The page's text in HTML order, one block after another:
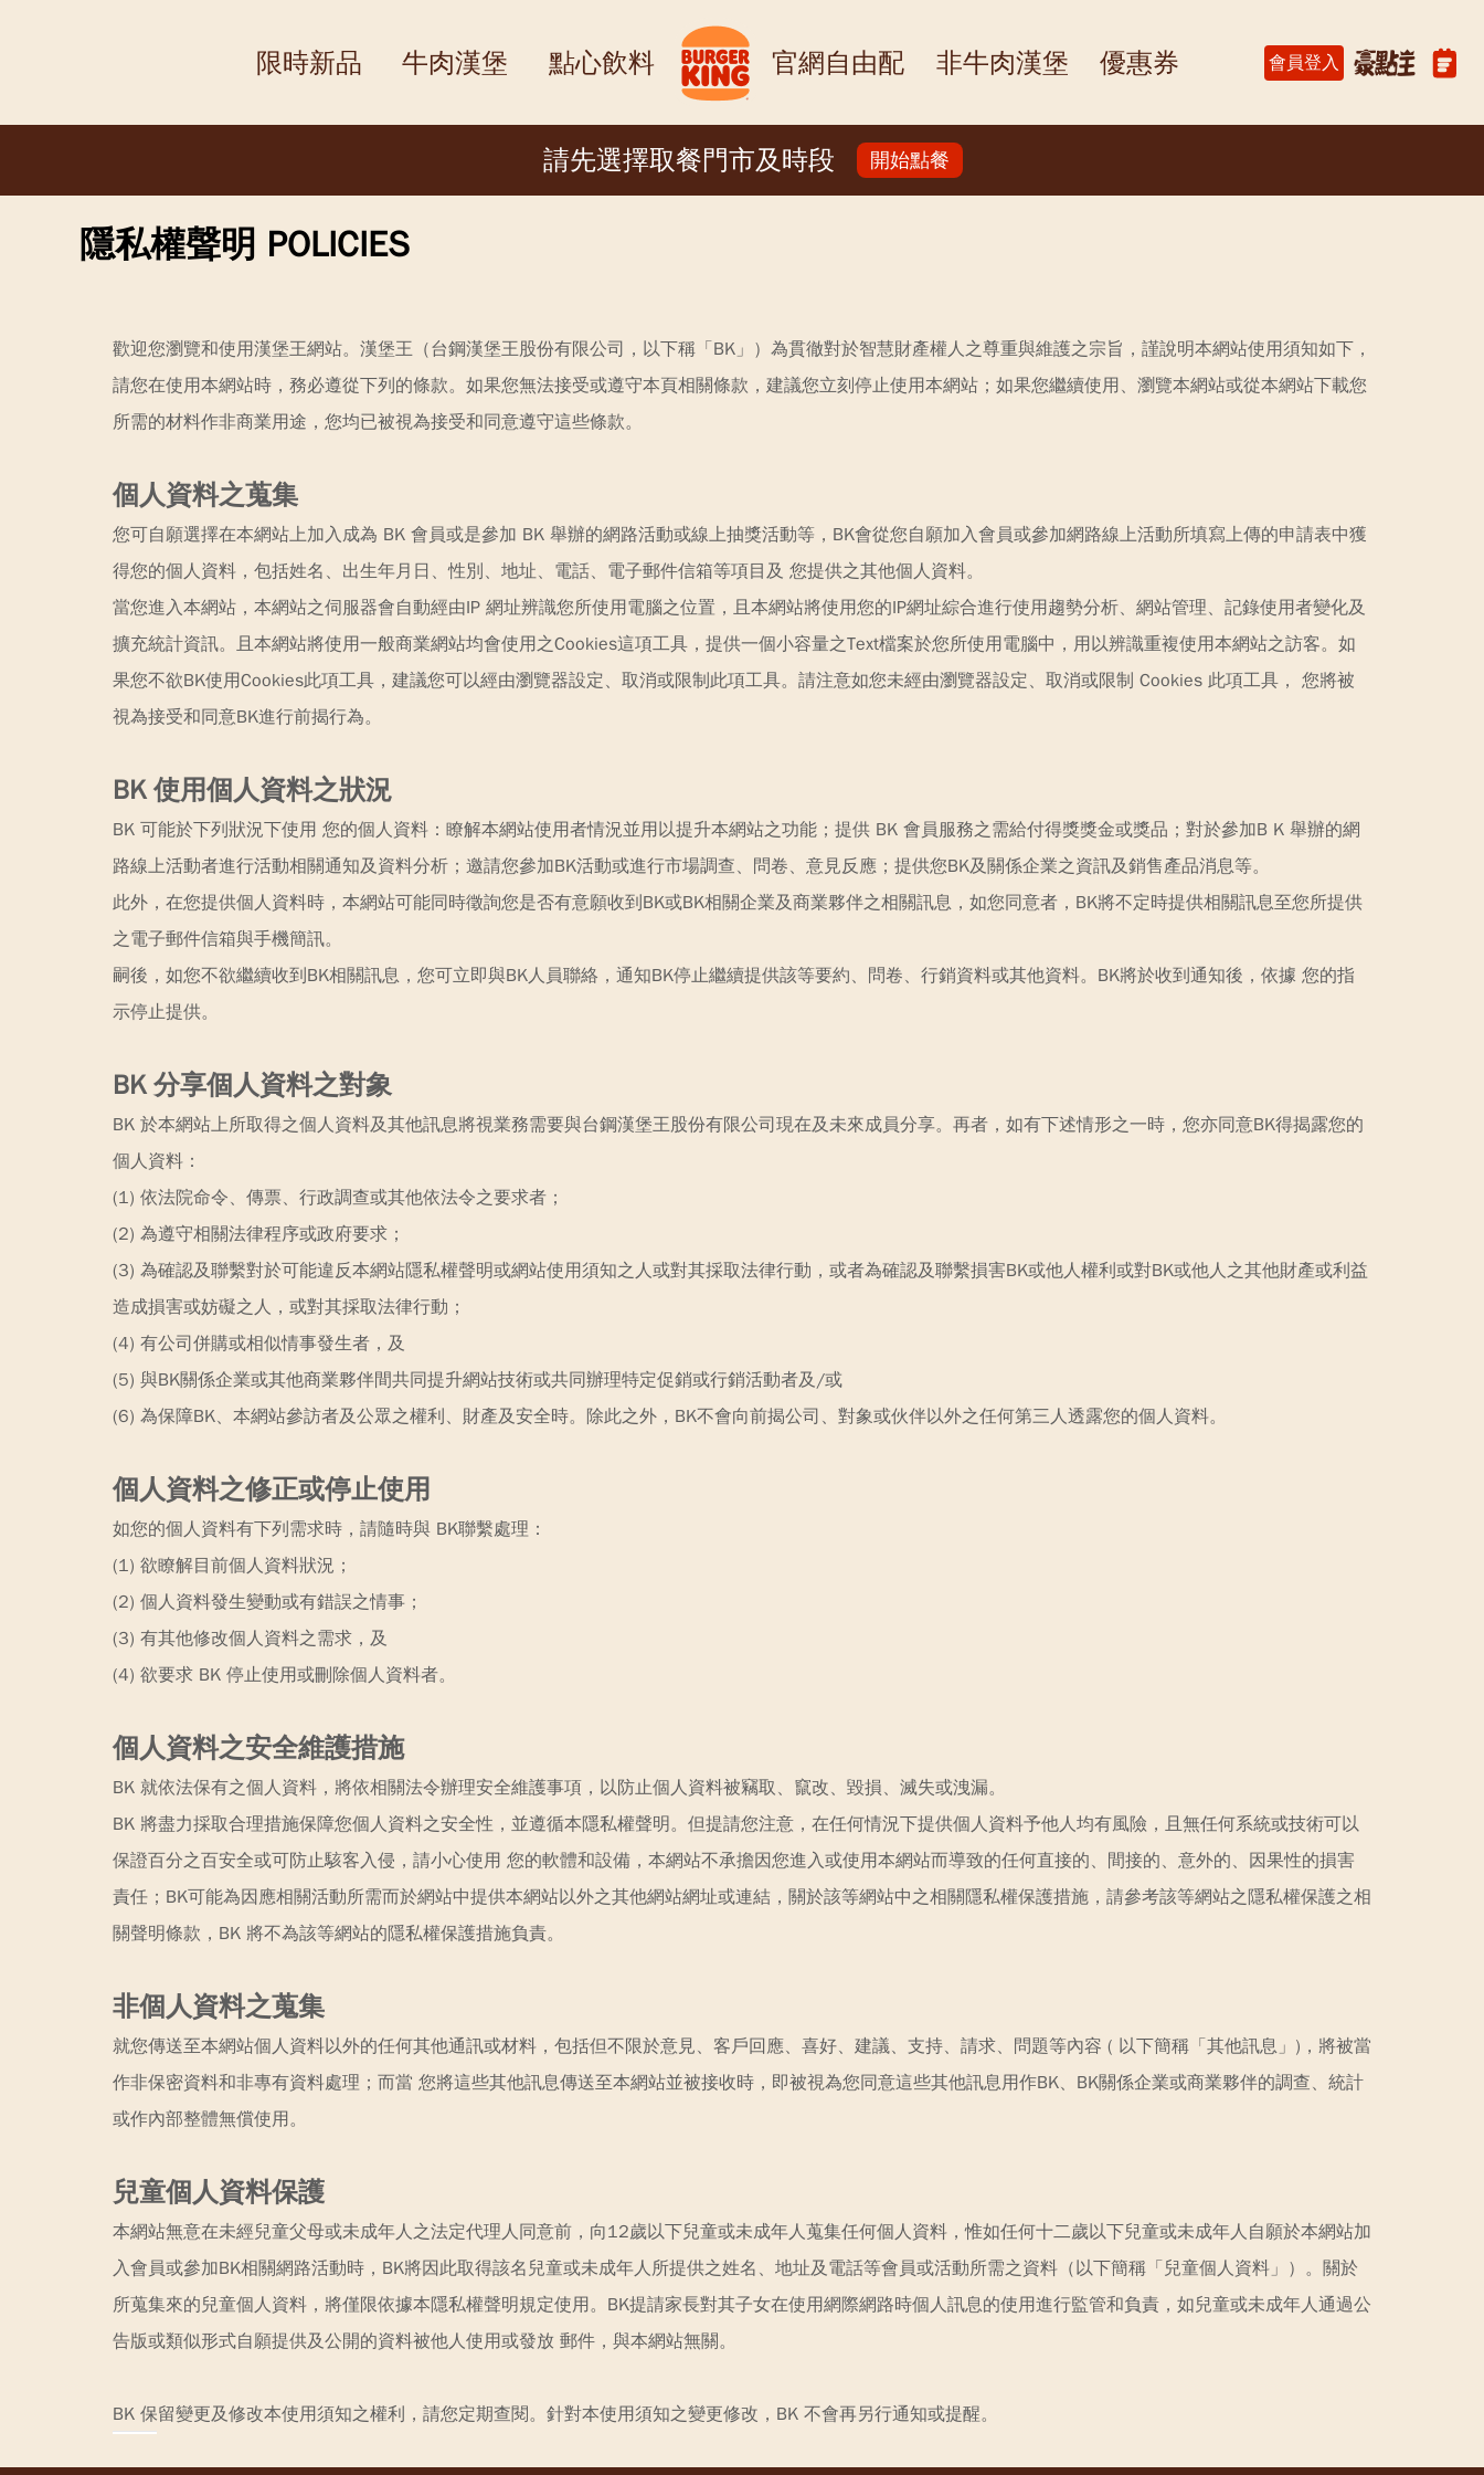
會員登入
限時新品 牛肉漢堡 點心飲料 官網自由配 非牛肉漢堡 優惠券
請先選擇取餐門市及時段 開始點餐
隱私權聲明 POLICIES
歡迎您瀏覽和使用漢堡王網站。漢堡王（台鋼漢堡王股份有限公司，以下稱「BK」）為貫徹對於智慧財產權人之尊重與維護之宗旨，謹說明本網站使用須知如下，
請您在使用本網站時，務必遵從下列的條款。如果您無法接受或遵守本頁相關條款，建議您立刻停止使用本網站；如果您繼續使用、瀏覽本網站或從本網站下載您
所需的材料作非商業用途，您均已被視為接受和同意遵守這些條款。
個人資料之蒐集
您可自願選擇在本網站上加入成為 BK 會員或是參加 BK 舉辦的網路活動或線上抽獎活動等，BK會從您自願加入會員或參加網路線上活動所填寫上傳的申請表中獲
得您的個人資料，包括姓名、出生年月日、性別、地址、電話、電子郵件信箱等項目及 您提供之其他個人資料。
當您進入本網站，本網站之伺服器會自動經由IP 網址辨識您所使用電腦之位置，且本網站將使用您的IP網址綜合進行使用趨勢分析、網站管理、記錄使用者變化及
擴充統計資訊。且本網站將使用一般商業網站均會使用之Cookies這項工具，提供一個小容量之Text檔案於您所使用電腦中，用以辨識重複使用本網站之訪客。如
果您不欲BK使用Cookies此項工具，建議您可以經由瀏覽器設定、取消或限制此項工具。請注意如您未經由瀏覽器設定、取消或限制 Cookies 此項工具， 您將被
視為接受和同意BK進行前揭行為。
BK 使用個人資料之狀況
BK 可能於下列狀況下使用 您的個人資料：瞭解本網站使用者情況並用以提升本網站之功能；提供 BK 會員服務之需給付得獎獎金或獎品；對於參加B K 舉辦的網
路線上活動者進行活動相關通知及資料分析；邀請您參加BK活動或進行市場調查、問卷、意見反應；提供您BK及關係企業之資訊及銷售產品消息等。
此外，在您提供個人資料時，本網站可能同時徵詢您是否有意願收到BK或BK相關企業及商業夥伴之相關訊息，如您同意者，BK將不定時提供相關訊息至您所提供
之電子郵件信箱與手機簡訊。
嗣後，如您不欲繼續收到BK相關訊息，您可立即與BK人員聯絡，通知BK停止繼續提供該等要約、問卷、行銷資料或其他資料。BK將於收到通知後，依據 您的指
示停止提供。
BK 分享個人資料之對象
BK 於本網站上所取得之個人資料及其他訊息將視業務需要與台鋼漢堡王股份有限公司現在及未來成員分享。再者，如有下述情形之一時，您亦同意BK得揭露您的
個人資料：
(1) 依法院命令、傳票、行政調查或其他依法令之要求者；
(2) 為遵守相關法律程序或政府要求；
(3) 為確認及聯繫對於可能違反本網站隱私權聲明或網站使用須知之人或對其採取法律行動，或者為確認及聯繫損害BK或他人權利或對BK或他人之其他財產或利益
造成損害或妨礙之人，或對其採取法律行動；
(4) 有公司併購或相似情事發生者，及
(5) 與BK關係企業或其他商業夥伴間共同提升網站技術或共同辦理特定促銷或行銷活動者及/或
(6) 為保障BK、本網站參訪者及公眾之權利、財產及安全時。除此之外，BK不會向前揭公司、對象或伙伴以外之任何第三人透露您的個人資料。
個人資料之修正或停止使用
如您的個人資料有下列需求時，請隨時與 BK聯繫處理：
(1) 欲瞭解目前個人資料狀況；
(2) 個人資料發生變動或有錯誤之情事；
(3) 有其他修改個人資料之需求，及
(4) 欲要求 BK 停止使用或刪除個人資料者。
個人資料之安全維護措施
BK 就依法保有之個人資料，將依相關法令辦理安全維護事項，以防止個人資料被竊取、竄改、毀損、滅失或洩漏。
BK 將盡力採取合理措施保障您個人資料之安全性，並遵循本隱私權聲明。但提請您注意，在任何情況下提供個人資料予他人均有風險，且無任何系統或技術可以
保證百分之百安全或可防止駭客入侵，請小心使用 您的軟體和設備，本網站不承擔因您進入或使用本網站而導致的任何直接的、間接的、意外的、因果性的損害
責任；BK可能為因應相關活動所需而於網站中提供本網站以外之其他網站網址或連結，關於該等網站中之相關隱私權保護措施，請參考該等網站之隱私權保護之相
關聲明條款，BK 將不為該等網站的隱私權保護措施負責。
非個人資料之蒐集
就您傳送至本網站個人資料以外的任何其他通訊或材料，包括但不限於意見、客戶回應、喜好、建議、支持、請求、問題等內容 ( 以下簡稱「其他訊息」)，將被當
作非保密資料和非專有資料處理；而當 您將這些其他訊息傳送至本網站並被接收時，即被視為您同意這些其他訊息用作BK、BK關係企業或商業夥伴的調查、統計
或作內部整體無償使用。
兒童個人資料保護
本網站無意在未經兒童父母或未成年人之法定代理人同意前，向12歲以下兒童或未成年人蒐集任何個人資料，惟如任何十二歲以下兒童或未成年人自願於本網站加
入會員或參加BK相關網路活動時，BK將因此取得該名兒童或未成年人所提供之姓名、地址及電話等會員或活動所需之資料（以下簡稱「兒童個人資料」）。關於
所蒐集來的兒童個人資料，將僅限依據本隱私權聲明規定使用。BK提請家長對其子女在使用網際網路時個人訊息的使用進行監管和負責，如兒童或未成年人通過公
告版或類似形式自願提供及公開的資料被他人使用或發放 郵件，與本網站無關。
BK 保留變更及修改本使用須知之權利，請您定期查閱。針對本使用須知之變更修改，BK 不會再另行通知或提醒。